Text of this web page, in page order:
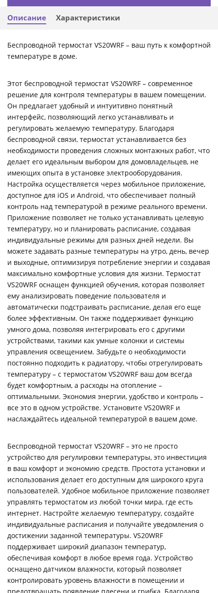
Описание Характеристики
Беспроводной термостат VS20WRF – ваш путь к комфортной
температуре в доме.
Этот беспроводной термостат VS20WRF – современное
решение для контроля температуры в вашем помещении.
Он предлагает удобный и интуитивно понятный
интерфейс, позволяющий легко устанавливать и
регулировать желаемую температуру. Благодаря
беспроводной связи, термостат устанавливается без
необходимости проведения сложных монтажных работ, что
делает его идеальным выбором для домовладельцев, не
имеющих опыта в установке электрооборудования.
Настройка осуществляется через мобильное приложение,
доступное для iOS и Android, что обеспечивает полный
контроль над температурой в режиме реального времени.
Приложение позволяет не только устанавливать целевую
температуру, но и планировать расписание, создавая
индивидуальные режимы для разных дней недели. Вы
можете задавать разные температуры на утро, день, вечер
и выходные, оптимизируя потребление энергии и создавая
максимально комфортные условия для жизни. Термостат
VS20WRF оснащен функцией обучения, которая позволяет
ему анализировать поведение пользователя и
автоматически подстраивать расписание, делая его еще
более эффективным. Он также поддерживает функцию
умного дома, позволяя интегрировать его с другими
устройствами, такими как умные колонки и системы
управления освещением. Забудьте о необходимости
постоянно подходить к радиатору, чтобы отрегулировать
температуру – с термостатом VS20WRF ваш дом всегда
будет комфортным, а расходы на отопление –
оптимальными. Экономия энергии, удобство и контроль –
все это в одном устройстве. Установите VS20WRF и
наслаждайтесь идеальной температурой в вашем доме.
Беспроводной термостат VS20WRF – это не просто
устройство для регулировки температуры, это инвестиция
в ваш комфорт и экономию средств. Простота установки и
использования делает его доступным для широкого круга
пользователей. Удобное мобильное приложение позволяет
управлять термостатом из любой точки мира, где есть
интернет. Настройте желаемую температуру, создайте
индивидуальные расписания и получайте уведомления о
достижении заданной температуры. VS20WRF
поддерживает широкий диапазон температур,
обеспечивая комфорт в любое время года. Устройство
оснащено датчиком влажности, который позволяет
контролировать уровень влажности в помещении и